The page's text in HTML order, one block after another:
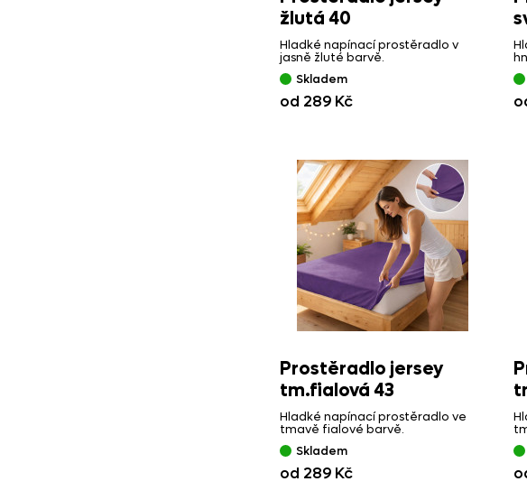
žlutá 40
Hladké napínací prostěradlo v
jasně žluté barvě.
Skladem
od 289 Kč
Prostěradlo jersey
tm.fialová 43
Hladké napínací prostěradlo ve
tmavě fialové barvě.
Skladem
od 289 Kč